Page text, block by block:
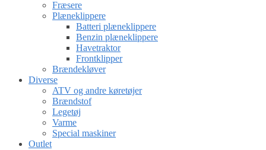
Fræsere
Plæneklippere
Batteri plæneklippere
Benzin plæneklippere
Havetraktor
Frontklipper
Brændekløver
Diverse
ATV og andre køretøjer
Brændstof
Legetøj
Varme
Special maskiner
Outlet